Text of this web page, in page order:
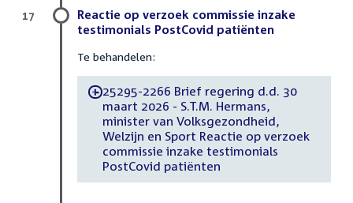
Reactie op verzoek commissie inzake
testimonials PostCovid patiënten
Te behandelen:
-25295-2266 Brief regering d.d. 30
maart 2026 - S.T.M. Hermans,
minister van Volksgezondheid,
Welzijn en Sport Reactie op verzoek
commissie inzake testimonials
PostCovid patiënten
17